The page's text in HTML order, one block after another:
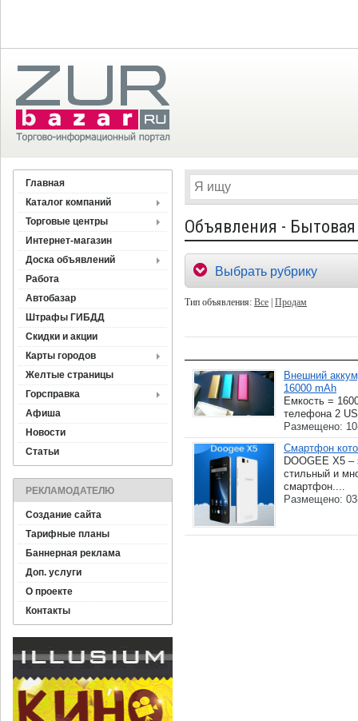
Главная
Каталог компаний
Торговые центры
Интернет-магазин
Доска объявлений
Работа
Автобазар
Штрафы ГИБДД
Скидки и акции
Карты городов
Желтые страницы
Горсправка
Афиша
Новости
Статьи
РЕКЛАМОДАТЕЛЮ
Создание сайта
Тарифные планы
Баннерная реклама
Доп. услуги
О проекте
Контакты
Объявления - Бытовая
Выбрать рубрику
Тип объявления: Все Продам
Внешний
16000 mAh
Емкость =
телефона 2
Размещено:
Смартфон
DOOGEE X5 –
стильный и
смартфон....
Размещено: